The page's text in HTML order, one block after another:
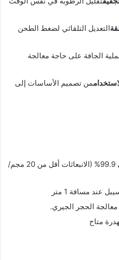
التعديل التلقائي لضغط الطحن
الجافة على حاجة معالجة
من تصميم الأساسات إلى
كفاءة جمع الغبار تصل إلى 99.9% (الانبعاثات أقل من 20 مجم/
معالجة الحجر الجيري.
متاح